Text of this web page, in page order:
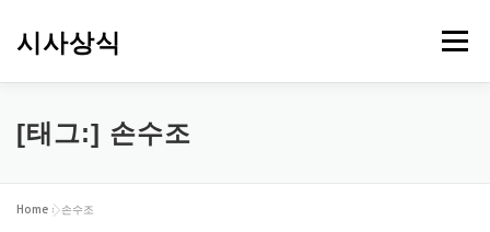
시사상식 메뉴
[태그:] 손수조
Home »손수조